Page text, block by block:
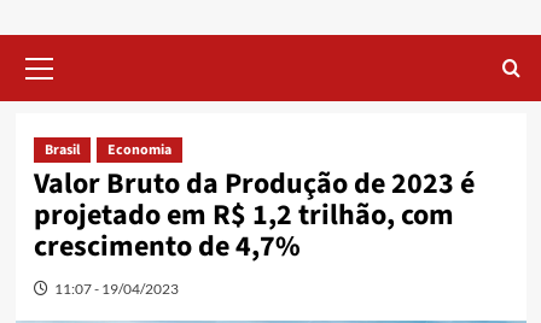
Menu
Brasil Economia
Valor Bruto da Produção de 2023 é
projetado em R$ 1,2 trilhão, com
crescimento de 4,7%
11:07 - 19/04/2023